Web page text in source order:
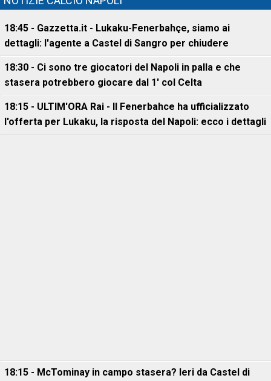
18:45 - Gazzetta.it - Lukaku-Fenerbahçe, siamo ai
dettagli: l'agente a Castel di Sangro per chiudere
18:30 - Ci sono tre giocatori del Napoli in palla e che
stasera potrebbero giocare dal 1' col Celta
18:15 - ULTIM'ORA Rai - Il Fenerbahce ha ufficializzato
l'offerta per Lukaku, la risposta del Napoli: ecco i dettagli
18:15 - McTominay in campo stasera? Ieri da Castel di